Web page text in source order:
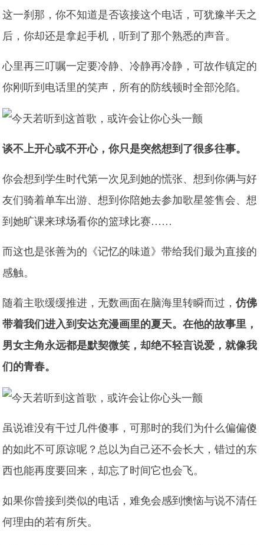
这一刹那，你不知道是否该接这个电话，可犹豫半天之
后，你却还是拿起手机，听到了那个熟悉的声音。
心里再三叮嘱一定要冷静、冷静再冷静，可故作镇定的
你刚听到电话里的笑声，所有的防线顿时全部沦陷。
谈不上开心或不开心，你只是突然想到了很多往事。
你会想到学生时代第一次见到她的慌张、想到你俩与好
友们骑着单车出游、想到你陪她去参加歌星签售会、想
到她旷课来球场看你的篮球比赛……
而这也是张善为的《记忆的味道》带给我们最为直接的
感触。
随着主歌缓缓推进，无数画面在脑海里转瞬而过，仿佛
带着我们进入到安达充漫画里的夏天。在他的故事里，
男女主角永远都是默契微笑，却绝不轻言说爱，就像我
们的青春。
虽说谁没有干过几件傻事，可那时的我们为什么偏偏傻
的如此不可原谅呢？总以为自己还不会长大，错过的东
西也能再度要回来，却忘了时间它也会飞。
如果你曾接到类似的电话，难免会感到懊恼与说不清任
何理由的若有所失。